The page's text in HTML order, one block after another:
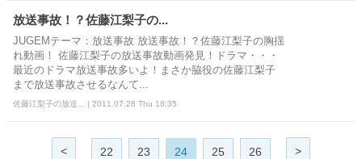
放送事故！？佐藤江梨子の...
JUGEMテーマ：放送事故 放送事故！？佐藤江梨子の胸揺
れ動画！ 佐藤江梨子の放送事故動画発見！ドラマ・・・
最近のドラマ放送事故多いよ！まさか脇役の佐藤江梨子
まで放送事故させるなんて...
佐藤江梨子の放送... | 2011.07.28 Thu 18:35
< 22 23 24 25 26 >